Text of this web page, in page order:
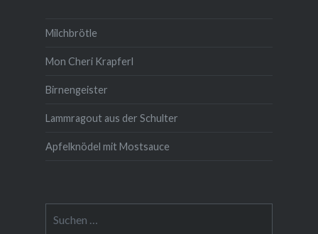
Milchbrötle
Mon Cheri Krapferl
Birnengeister
Lammragout aus der Schulter
Apfelknödel mit Mostsauce
nach: